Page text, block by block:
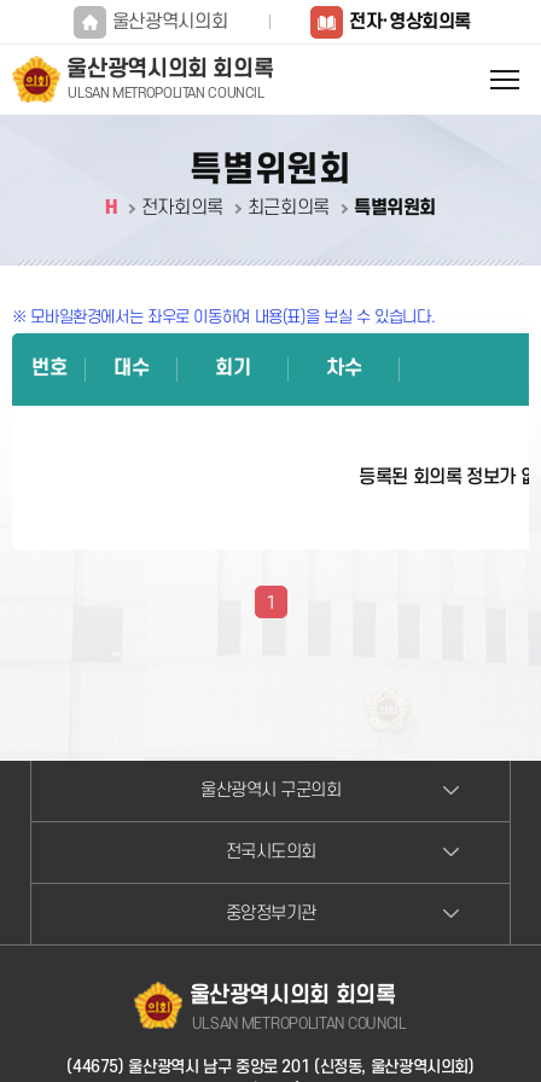
본문바로가기 울산광역시의회 전자·영상회의록
울산광역시의회 회의록
ULSAN METROPOLITAN COUNCIL
특별위원회
H 전자회의록 최근회의록 특별위원회
※ 모바일환경에서는 좌우로 이동하여 내용(표)을 보실 수 있습니다.
번호 대수 회기 차수
등록된 회의록 정보가
1
울산광역시 구군의회
전국시도의회
중앙정부기관
울산광역시의회 회의록
ULSAN METROPOLITAN COUNCIL
(44675) 울산광역시 남구 중앙로 201 (신정동, 울산광역시의회)